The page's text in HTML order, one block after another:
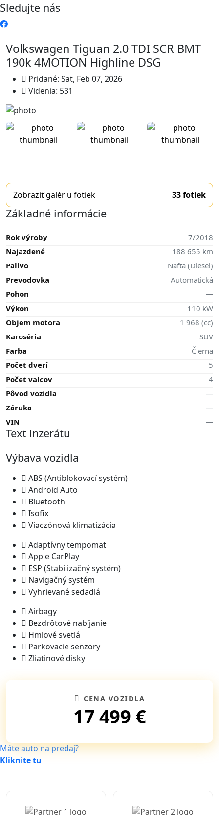
Sledujte nás
Volkswagen Tiguan 2.0 TDI SCR BMT
190k 4MOTION Highline DSG
Pridané: Sat, Feb 07, 2026
Videnia: 531
Zobraziť galériu fotiek 33fotiek
Základné informácie
Rok výroby
7/2018
Najazdené
188 655 km
Palivo
Nafta (Diesel)
Prevodovka
Automatická
Pohon
—
Výkon
110 kW
Objem motora
1 968 (cc)
Karoséria
SUV
Farba
Čierna
Počet dverí
5
Počet valcov
4
Pôvod vozidla
—
Záruka
—
VIN
—
Text inzerátu
Výbava vozidla
ABS (Antiblokovací systém)
Android Auto
Bluetooth
Isofix
Viaczónová klimatizácia
Adaptívny tempomat
Apple CarPlay
ESP (Stabilizačný systém)
Navigačný systém
Vyhrievané sedadlá
Airbagy
Bezdrôtové nabíjanie
Hmlové svetlá
Parkovacie senzory
Zliatinové disky
CENA VOZIDLA
17 499 €
Máte auto na predaj?
Kliknite tu